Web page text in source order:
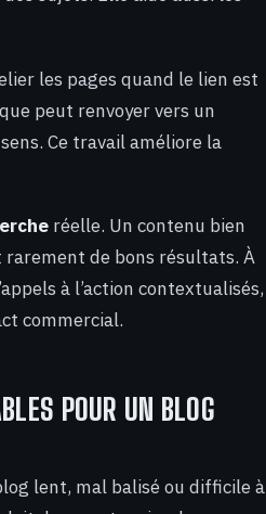
les pages quand le lien est
peut renvoyer vers un
Ce travail améliore la
réelle. Un contenu bien
rarement de bons résultats. À
à l’action contextualisés,
commercial.
POUR UN BLOG
lent, mal balisé ou difficile à